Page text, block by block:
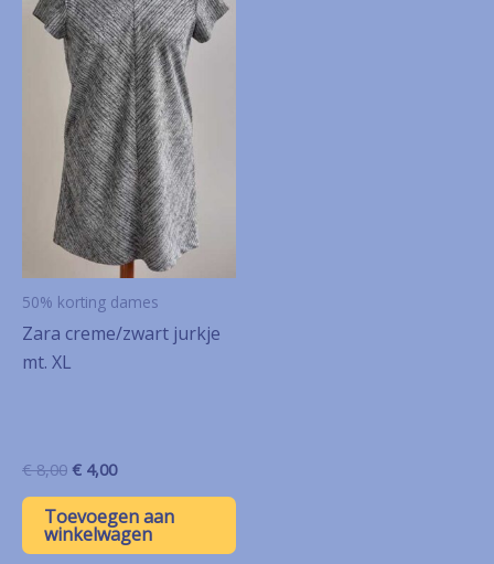
50% korting dames
Zara creme/zwart jurkje
mt. XL
€8,00 Oorspronkelijke
was:
€ 8,00.
€ 4,00Huidige
is:
€ 4,00.
Toevoegen aan
winkelwagen